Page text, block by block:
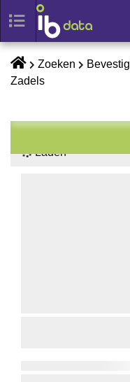
Skip
content
Zoeken
Zadels
Laden